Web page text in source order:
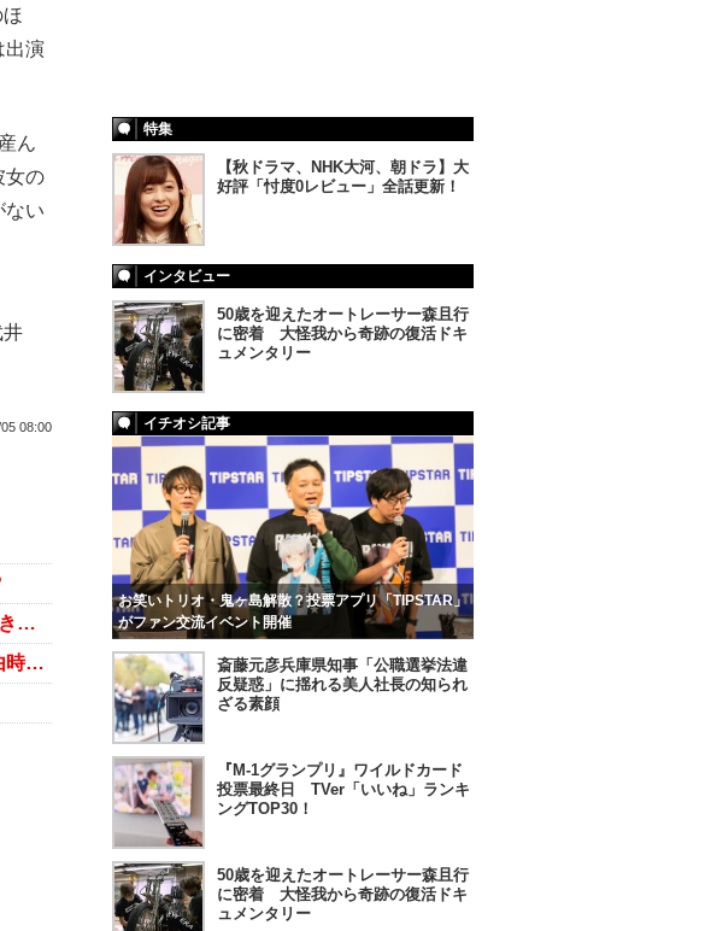
出演
ん
女の
ない
08:00
新CM女王・武井咲「イメージ調査では50位圏外なのに」続々仕事をゲットできちゃうワケ
堀北真希に引退を決断させた所属事務所の“ブラック体質”「24時間監視、自由時間なし」
特集
【秋ドラマ、NHK大河、朝ドラ】大
好評「忖度0レビュー」全話更新！
インタビュー
50歳を迎えたオートレーサー森且行
に密着 大怪我から奇跡の復活ドキ
ュメンタリー
イチオシ記事
お笑いトリオ・鬼ヶ島解散？投票アプリ「TIPSTAR」
がファン交流イベント開催
斎藤元彦兵庫県知事「公職選挙法違
反疑惑」に揺れる美人社長の知られ
ざる素顔
『M-1グランプリ』ワイルドカード
投票最終日 TVer「いいね」ランキ
ングTOP30！
50歳を迎えたオートレーサー森且行
に密着 大怪我から奇跡の復活ドキ
ュメンタリー